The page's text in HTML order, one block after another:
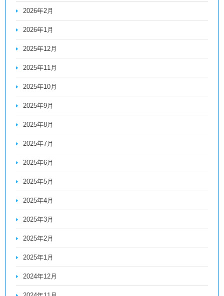
2026年2月
2026年1月
2025年12月
2025年11月
2025年10月
2025年9月
2025年8月
2025年7月
2025年6月
2025年5月
2025年4月
2025年3月
2025年2月
2025年1月
2024年12月